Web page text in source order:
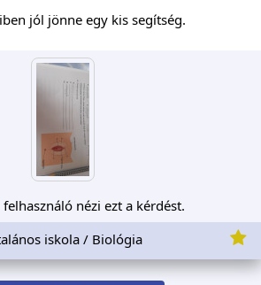
jól jönne egy kis segítség.
felhasználó nézi ezt a kérdést.
iskola / Biológia